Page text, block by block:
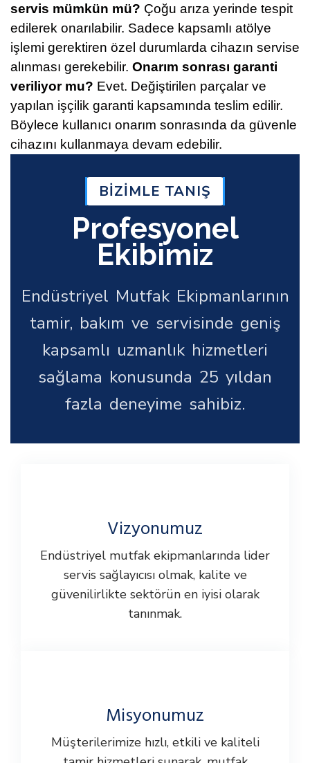
servis mümkün mü? Çoğu arıza yerinde tespit
edilerek onarılabilir. Sadece kapsamlı atölye
işlemi gerektiren özel durumlarda cihazın servise
alınması gerekebilir. Onarım sonrası garanti
veriliyor mu? Evet. Değiştirilen parçalar ve
yapılan işçilik garanti kapsamında teslim edilir.
Böylece kullanıcı onarım sonrasında da güvenle
cihazını kullanmaya devam edebilir.
BİZİMLE TANIŞ
Profesyonel
Ekibimiz
Endüstriyel Mutfak Ekipmanlarının
tamir, bakım ve servisinde geniş
kapsamlı uzmanlık hizmetleri
sağlama konusunda 25 yıldan
fazla deneyime sahibiz.
Vizyonumuz
Endüstriyel mutfak ekipmanlarında lider
servis sağlayıcısı olmak, kalite ve
güvenilirlikte sektörün en iyisi olarak
tanınmak.
Misyonumuz
Müşterilerimize hızlı, etkili ve kaliteli